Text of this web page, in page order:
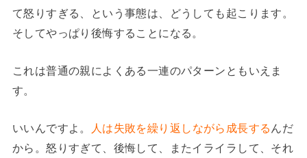
て怒りすぎる、という事態は、どうしても起こります。
そしてやっぱり後悔することになる。
これは普通の親によくある一連のパターンともいえま
す。
いいんですよ。 人は失敗を繰り返しながら成長する んだ
から。怒りすぎて、後悔して、またイライラして、それ